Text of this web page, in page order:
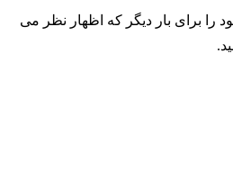
را برای بار دیگر که اظهار نظر می